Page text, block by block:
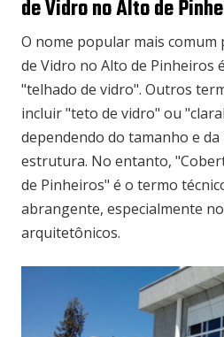
de Vidro no Alto de
O nome popular mais
de Vidro no Alto de Pinheiros
"telhado de vidro". Outros
incluir "teto de vidro" ou
dependendo do tamanho e da
estrutura. No entanto,
de Pinheiros" é o termo
abrangente, especialmente
arquitetônicos.